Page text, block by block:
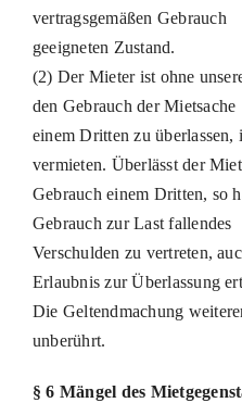
vertragsgemäßen Gebrauch
geeigneten Zustand.
(2) Der Mieter ist ohne
den Gebrauch der Mietsache
einem Dritten zu überlassen,
vermieten. Überlässt der
Gebrauch einem Dritten, so
Gebrauch zur Last fallendes
Verschulden zu vertreten,
Erlaubnis zur Überlassung
Die Geltendmachung
unberührt.
§ 6 Mängel des